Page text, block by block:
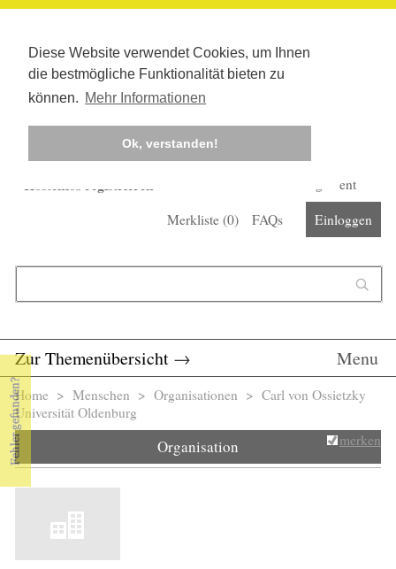
Diese Website verwendet Cookies, um Ihnen
die bestmögliche Funktionalität bieten zu
können. Mehr Informationen
Ok, verstanden!
Kostenlos registrieren
Corona-Management
Merkliste (0) FAQs Einloggen
Zur Themenübersicht → Menu
Sie sind hier
Home > Menschen > Organisationen > Carl von Ossietzky
Universität Oldenburg
Organisation merken